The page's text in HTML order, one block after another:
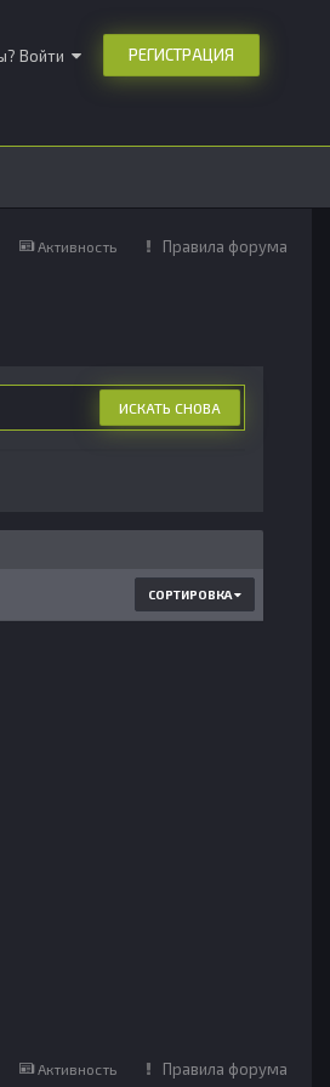
Войти РЕГИСТРАЦИЯ
Активность Правила форума
ИСКАТЬ СНОВА
СОРТИРОВКА
Активность Правила форума